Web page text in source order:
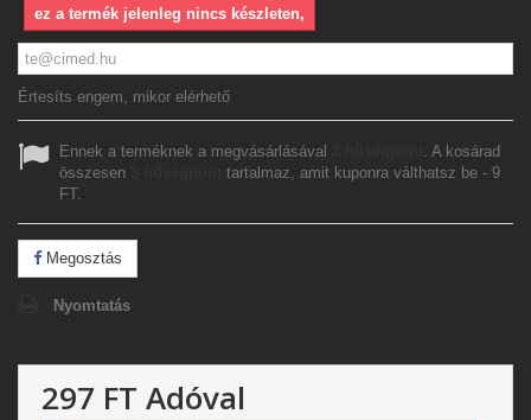
ez a termék jelenleg nincs készleten,
Értesíts engem, mikor elérhető
Ennek a terméknek a megvásárlásával
. A kosárad
összesen
tartalmaz, amit kuponra válthatsz be - 9
FT.
Megosztás
Nyomtatás
297 FT Adóval